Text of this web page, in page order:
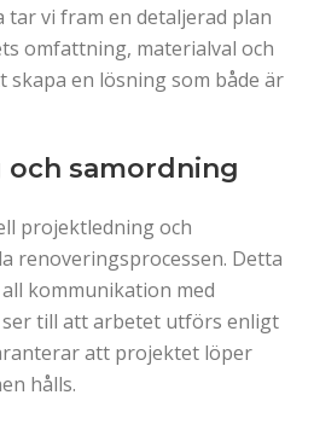
vi fram en detaljerad plan
omfattning, materialval och
skapa en lösning som både är
samordning
projektledning och
renoveringsprocessen. Detta
kommunikation med
till att arbetet utförs enligt
att projektet löper
hålls.